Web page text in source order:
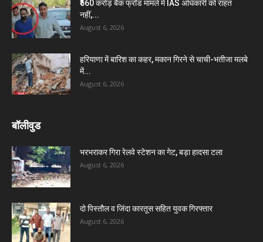
₹560 करोड़ बैंक फ्रॉड मामले में IAS अधिकारी को राहत
नहीं,...
August 6, 2026
हरियाणा में बारिश का कहर, मकान गिरने से चाची-भतीजा मलबे
में...
August 6, 2026
बॉलीवुड
भरभराकर गिरा रेलवे स्टेशन का गेट, बड़ा हादसा टला
August 6, 2026
दो पिस्तौल व जिंदा कारतूस सहित युवक गिरफ्तार
August 6, 2026